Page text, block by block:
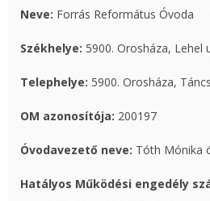
Neve: Forrás Református Óvoda
Székhelye: 5900. Orosháza, Lehel
Telephelye: 5900. Orosháza,
OM azonosítója: 200197
Óvodavezető neve: Tóth Mónika
Hatályos Működési engedély